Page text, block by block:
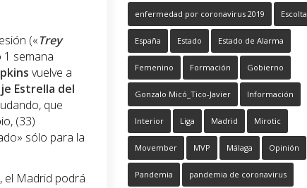
(«Trey
1 semana
vuelve a
Estrella del
que
(33)
sólo para la
el Madrid podrá
enfermedad por coronavirus 2019 Escolta
España Estado Estado de Alarma
Femenino Formación Gobierno
Gonzalo Micó_Tico-Javier Información
Interior Liga Madrid Mirotic
Movember MVP Málaga Opinión
Pandemia pandemia de coronavirus